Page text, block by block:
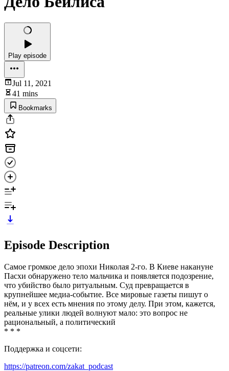
Play episode
Jul 11, 2021
41 mins
Bookmarks
Episode Description
Самое громкое дело эпохи Николая 2-го. В Киеве накануне
Пасхи обнаружено тело мальчика и появляется подозрение,
что убийство было ритуальным. Суд превращается в
крупнейшее медиа-событие. Все мировые газеты пишут о
нём, и у всех есть мнения по этому делу. При этом, кажется,
реальные улики людей волнуют мало: это вопрос не
рациональный, а политический
* * *
Поддержка и соцсети:
https://patreon.com/zakat_podcast